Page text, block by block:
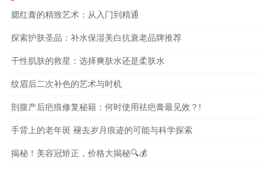
腮红膏的精致艺术：从入门到精通
探索护肤圣品：补水保湿美白抗衰老品牌推荐
干性肌肤的救星：选择爽肤水还是柔肤水
纹眉后二次补色的艺术与时机
剖腹产后疤痕修复秘籍：何时使用祛疤膏最见效？!
手背上的老年斑 褪去岁月痕迹的可能与科学探索
揭秘！美容冠矫正，价格大揭秘🔍💰